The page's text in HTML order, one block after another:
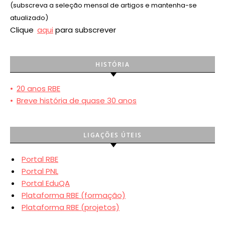
(subscreva a seleção mensal de artigos e mantenha-se
atualizado)
Clique aqui para subscrever
HISTÓRIA
• 20 anos RBE
• Breve história de quase 30 anos
LIGAÇÕES ÚTEIS
Portal RBE
Portal PNL
Portal EduQA
Plataforma RBE (formação)
Plataforma RBE (projetos)